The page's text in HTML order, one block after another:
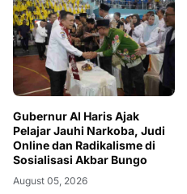
Gubernur Al Haris Ajak
Pelajar Jauhi Narkoba, Judi
Online dan Radikalisme di
Sosialisasi Akbar Bungo
August 05, 2026